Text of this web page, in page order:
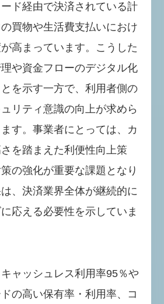
ド経由で決済されている計
買物や生活費支払いにおけ
高まっています。こうした
や資金フローのデジタル化
を示す一方で、利用者側の
リティ意識の向上が求めら
す。事業者にとっては、カ
を踏まえた利便性向上策
の強化が重要な課題となり
、決済業界全体が継続的に
応える必要性を示していま
ャッシュレス利用率95％や
の高い保有率・利用率、コ